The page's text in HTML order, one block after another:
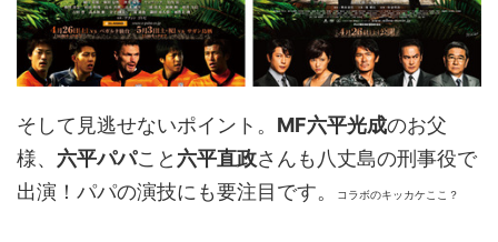
そして見逃せないポイント。 MF六平光成のお父
様、 六平パパこと 六平直政さんも八丈島の刑事役で
出演！パパの演技にも要注目です。
コラボのキッカケここ？